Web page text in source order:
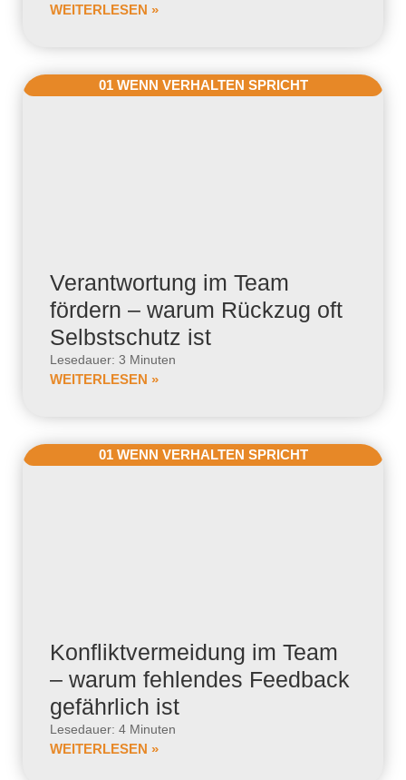
WEITERLESEN »
01 WENN VERHALTEN SPRICHT
Verantwortung im Team
fördern – warum Rückzug oft
Selbstschutz ist
Lesedauer: 3 Minuten
WEITERLESEN »
01 WENN VERHALTEN SPRICHT
Konfliktvermeidung im Team
– warum fehlendes Feedback
gefährlich ist
Lesedauer: 4 Minuten
WEITERLESEN »